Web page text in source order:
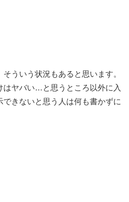
ういう状況もあると思います。
はヤバい…と思うところ以外に入
きないと思う人は何も書かずに